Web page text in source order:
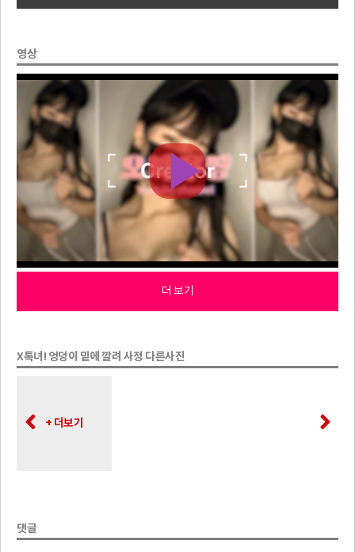
영상
더 보기
X톡녀! 엉덩이 밑에 깔려 사정 다른사진
+ 더보기
댓글